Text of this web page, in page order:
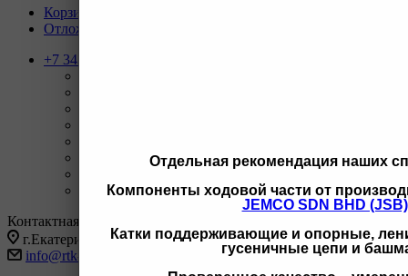
Отдельная рекомендация наших
Компоненты ходовой части от
JEMCO SDN BHD (JSB)
Катки поддерживающие и опорные,
гусеничные цепи и
Корзина
Отложенные
+7 343 247-83-62
+7 922 126 9 000С 9-18 ОП г Новый Уренгой
+7 932 11111 42
С 9-18 ОП г Иркутск
Заказать звонок
Контактная информация
г.Екатеринбург, ул Черняховского 86 корп 9/3
info@rtk-parts.ru